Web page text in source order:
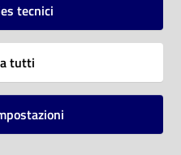
tecnici
tutti